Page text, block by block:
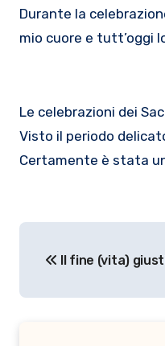
Durante la
mio cuore e tutt’oggi
Le celebrazioni dei
Visto il periodo
Certamente è stata
articoli
Il fine (vita)